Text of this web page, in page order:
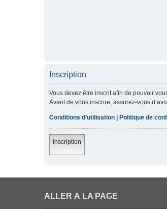
Inscription
Vous devez être inscrit afin de pouvoir
Avant de vous inscrire, assurez-vous
Conditions d’utilisation Politique de
Inscription
ALLER À LA PAGE